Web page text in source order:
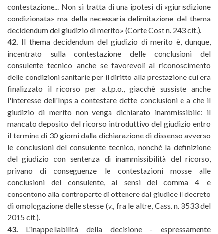
contestazione... Non si tratta di una ipotesi di «giurisdizione
condizionata» ma della necessaria delimitazione del thema
decidendum del giudizio di merito» (Corte Cost n. 243 cit.).
42. Il thema decidendum del giudizio di merito è, dunque,
incentrato sulla contestazione delle conclusioni del
consulente tecnico, anche se favorevoli al riconoscimento
delle condizioni sanitarie per il diritto alla prestazione cui era
finalizzato il ricorso per a.t.p.o., giacchè sussiste anche
l'interesse dell'Inps a contestare dette conclusioni e a che il
giudizio di merito non venga dichiarato inammissibile: il
mancato deposito del ricorso introduttivo del giudizio entro
il termine di 30 giorni dalla dichiarazione di dissenso avverso
le conclusioni del consulente tecnico, nonché la definizione
del giudizio con sentenza di inammissibilità del ricorso,
privano di conseguenze le contestazioni mosse alle
conclusioni del consulente, ai sensi del comma 4, e
consentono alla controparte di ottenere dal giudice il decreto
di omologazione delle stesse (v., fra le altre, Cass. n. 8533 del
2015 cit.).
43. L'inappellabilità della decisione - espressamente